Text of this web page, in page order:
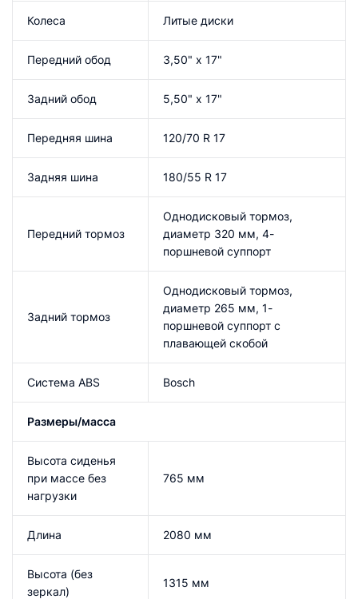
Колеса Литые диски
Передний обод 3,50" x 17"
Задний обод 5,50" x 17"
Передняя шина 120/70 R 17
Задняя шина 180/55 R 17
Передний тормоз
Однодисковый тормоз,
диаметр 320 мм, 4-
поршневой суппорт
Задний тормоз
Однодисковый тормоз,
диаметр 265 мм, 1-
поршневой суппорт с
плавающей скобой
Система ABS Bosch
Размеры/масса
Высота сиденья
при массе без
нагрузки
765 мм
Длина 2080 мм
Высота (без
зеркал)
1315 мм